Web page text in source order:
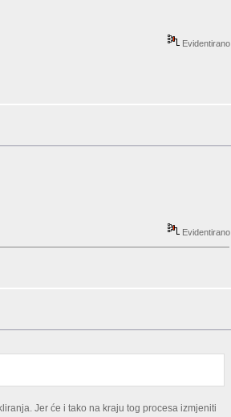
Evidentirano
Evidentirano
Jer će i tako na kraju tog procesa izmjeniti